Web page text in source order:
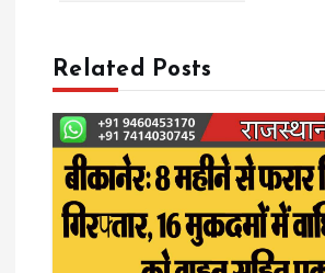
v
a
Related Posts